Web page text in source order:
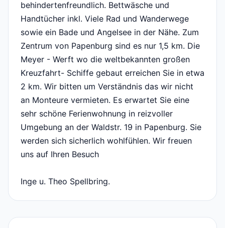
behindertenfreundlich. Bettwäsche und
Handtücher inkl. Viele Rad und Wanderwege
sowie ein Bade und Angelsee in der Nähe. Zum
Zentrum von Papenburg sind es nur 1,5 km. Die
Meyer - Werft wo die weltbekannten großen
Kreuzfahrt- Schiffe gebaut erreichen Sie in etwa
2 km. Wir bitten um Verständnis das wir nicht
an Monteure vermieten. Es erwartet Sie eine
sehr schöne Ferienwohnung in reizvoller
Umgebung an der Waldstr. 19 in Papenburg. Sie
werden sich sicherlich wohlfühlen. Wir freuen
uns auf Ihren Besuch
Inge u. Theo Spellbring.